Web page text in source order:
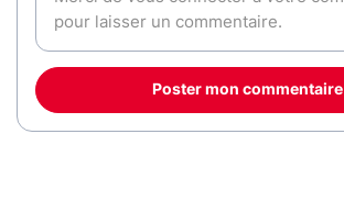
Poster mon commentaire